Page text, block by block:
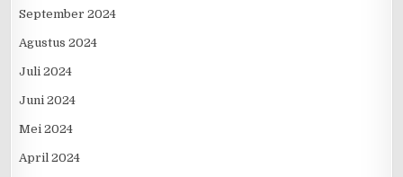
September 2024
Agustus 2024
Juli 2024
Juni 2024
Mei 2024
April 2024